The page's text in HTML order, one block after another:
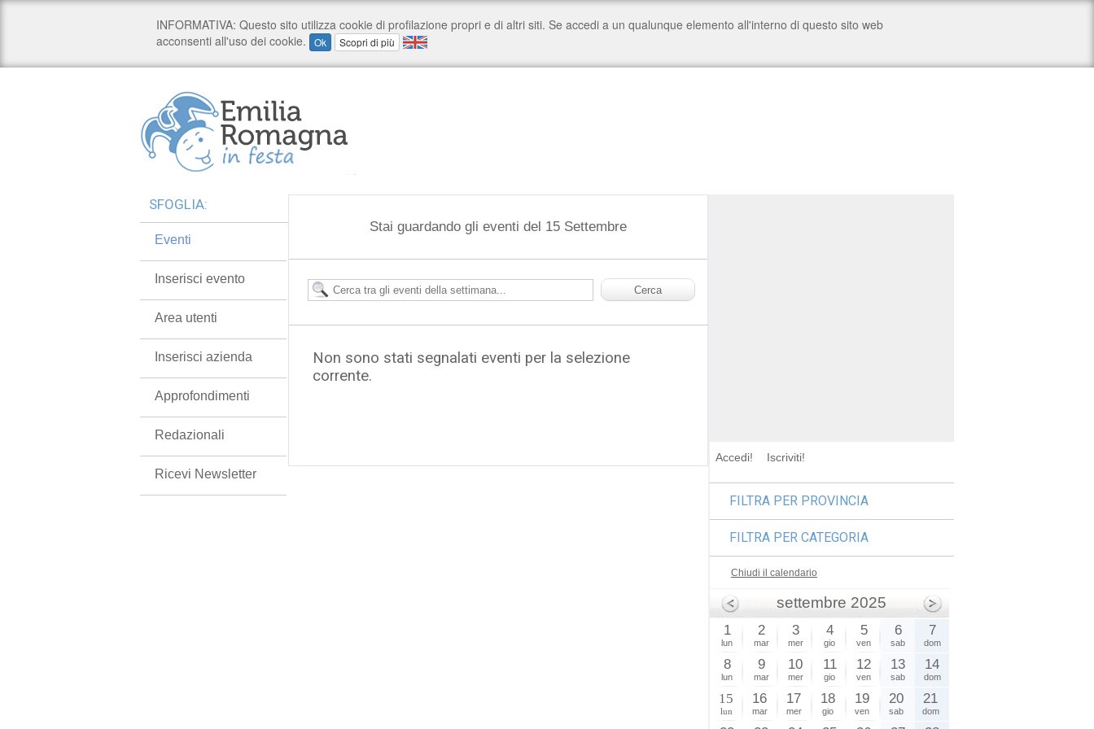
Stai guardando gli eventi del 15 Settembre
Non sono stati segnalati eventi per la selezione
corrente.
SFOGLIA:
Eventi
Inserisci evento
Area utenti
Inserisci azienda
Approfondimenti
Redazionali
Ricevi Newsletter
Accedi! Iscriviti!
FILTRA PER PROVINCIA
FILTRA PER CATEGORIA
Chiudi il calendario
settembre 2025
1
lun
2
mar
3
mer
4
gio
5
ven
6
sab
7
dom
8
lun
9
mar
10
mer
11
gio
12
ven
13
sab
14
dom
15
lun
16
mar
17
mer
18
gio
19
ven
20
sab
21
dom